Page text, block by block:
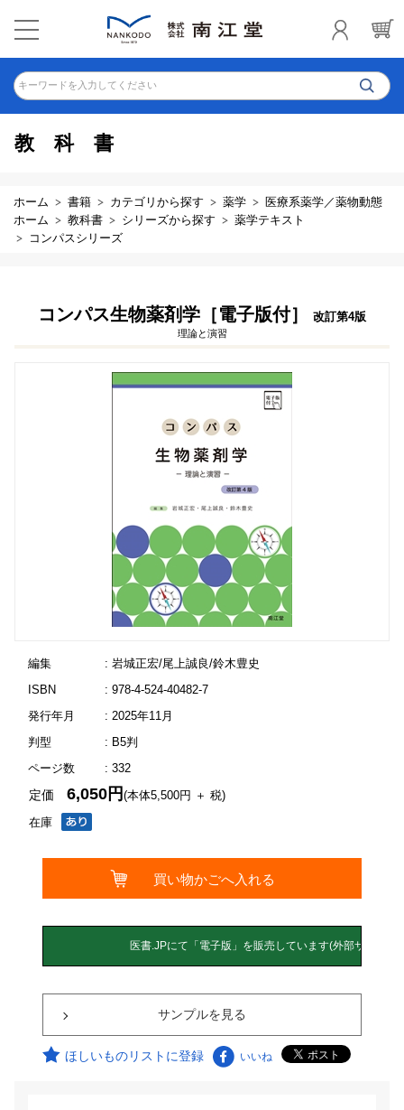
キーワードを入力してください
教科書
ホーム 書籍 カテゴリから探す 薬学
医療系薬学／薬物動態
ホーム
教科書 シリーズから探す
薬学テキスト
コンパスシリーズ
コンパス生物薬剤学［電子版付］ 改訂第4版
理論と演習
編集
: 岩城正宏/尾上誠良/鈴木豊史
ISBN
: 978-4-524-40482-7
発行年月
: 2025年11月
判型
: B5判
ページ数
: 332
在庫
定価6,050円(本体5,500円 ＋ 税)
サンプルを見る
ほしいものリストに登録 いいね